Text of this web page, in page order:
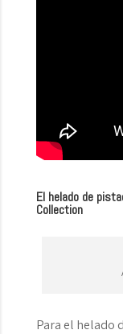
El helado de
Collection
Para el helado